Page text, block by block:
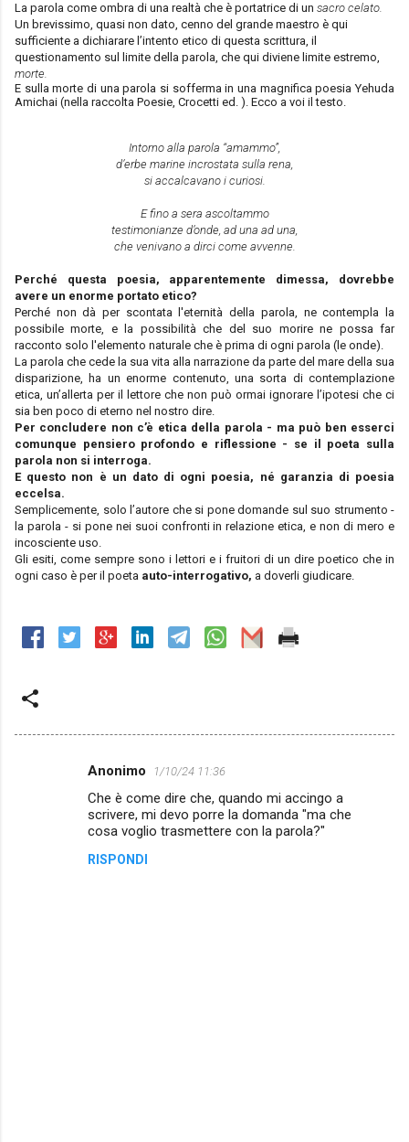
La parola come ombra di una realtà che è portatrice di un sacro celato.
Un brevissimo, quasi non dato, cenno del grande maestro è qui
sufficiente a dichiarare l’intento etico di questa scrittura, il
questionamento sul limite della parola, che qui diviene limite estremo,
morte.
E sulla morte di una parola si sofferma in una magnifica poesia Yehuda
Amichai (nella raccolta Poesie, Crocetti ed. ). Ecco a voi il testo.
Intorno alla parola “amammo”,
d’erbe marine incrostata sulla rena,
si accalcavano i curiosi.
E fino a sera ascoltammo
testimonianze d’onde, ad una ad una,
che venivano a dirci come avvenne.
Perché questa poesia, apparentemente dimessa, dovrebbe
avere un enorme portato etico?
Perché non dà per scontata l'eternità della parola, ne contempla la
possibile morte, e la possibilità che del suo morire ne possa far
racconto solo l'elemento naturale che è prima di ogni parola (le onde).
La parola che cede la sua vita alla narrazione da parte del mare della sua
disparizione, ha un enorme contenuto, una sorta di contemplazione
etica, un’allerta per il lettore che non può ormai ignorare l’ipotesi che ci
sia ben poco di eterno nel nostro dire.
Per concludere non c’è etica della parola - ma può ben esserci
comunque pensiero profondo e riflessione - se il poeta sulla
parola non si interroga.
E questo non è un dato di ogni poesia, né garanzia di poesia
eccelsa.
Semplicemente, solo l’autore che si pone domande sul suo strumento -
la parola - si pone nei suoi confronti in relazione etica, e non di mero e
incosciente uso.
Gli esiti, come sempre sono i lettori e i fruitori di un dire poetico che in
ogni caso è per il poeta auto-interrogativo, a doverli giudicare.
Anonimo 1/10/24 11:36
Che è come dire che, quando mi accingo a
scrivere, mi devo porre la domanda "ma che
cosa voglio trasmettere con la parola?"
RISPONDI